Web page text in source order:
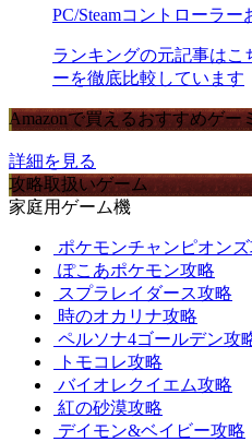
PC/Steamコントローラ
ランキングの元記事はこ
ーを徹底比較しています
Amazonで買えるおすすめゲー
詳細を見る
攻略取扱いゲーム
家庭用ゲーム機
ポケモンチャンピオン
ぽこあポケモン攻略
スプラレイダース攻略
時のオカリナ攻略
ペルソナ4ゴールデン攻
トモコレ攻略
バイオレクイエム攻略
紅の砂漠攻略
デイモン&ベイビー攻略